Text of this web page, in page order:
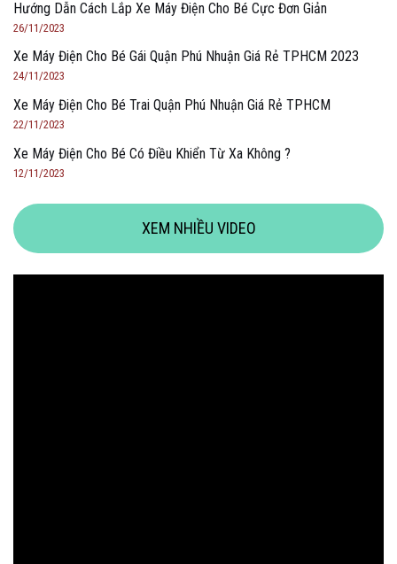
Hướng Dẫn Cách Lắp Xe Máy Điện Cho Bé Cực Đơn Giản
26/11/2023
Xe Máy Điện Cho Bé Gái Quận Phú Nhuận Giá Rẻ TPHCM 2023
24/11/2023
Xe Máy Điện Cho Bé Trai Quận Phú Nhuận Giá Rẻ TPHCM
22/11/2023
Xe Máy Điện Cho Bé Có Điều Khiển Từ Xa Không ?
12/11/2023
XEM NHIỀU VIDEO